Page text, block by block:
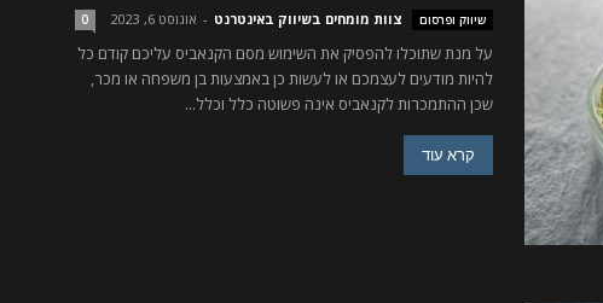
שיווק ופרסום צוות מומחים בשיווק באינטרנט - אוגוסט 6, 2023 0
על מנת שתוכלו להפסיק את השימוש מסם הקנאביס עליכם קודם כל
להיות מודעים לעצמכם או לעשות כן באמצעות בן משפחה או מכר,
שכן ההתמכרות לקנאביס אינה פשוטה כלל וכלל...
קרא עוד